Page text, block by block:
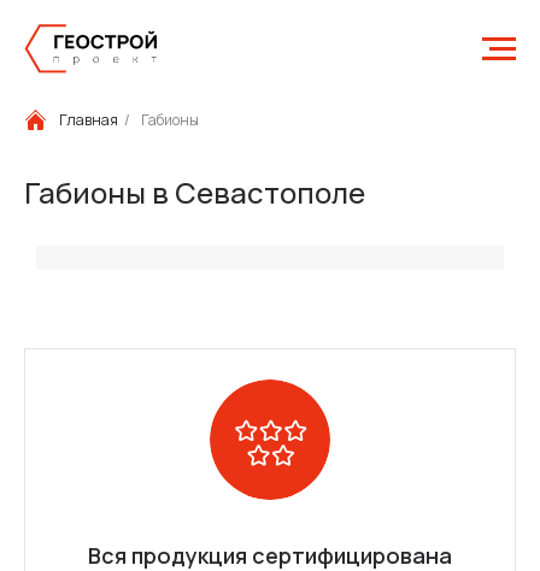
Главная / Габионы
Габионы в Севастополе
Вся продукция сертифицирована